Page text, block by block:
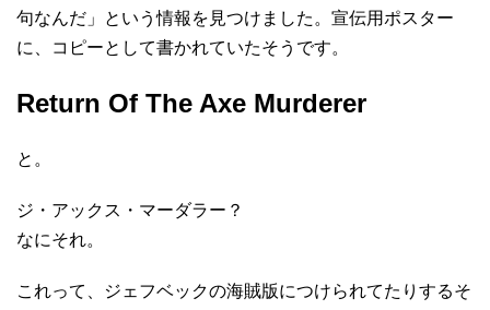
句なんだ」という情報を見つけました。宣伝用ポスター
に、コピーとして書かれていたそうです。
Return Of The Axe Murderer
と。
ジ・アックス・マーダラー？
なにそれ。
これって、ジェフベックの海賊版につけられてたりするそ